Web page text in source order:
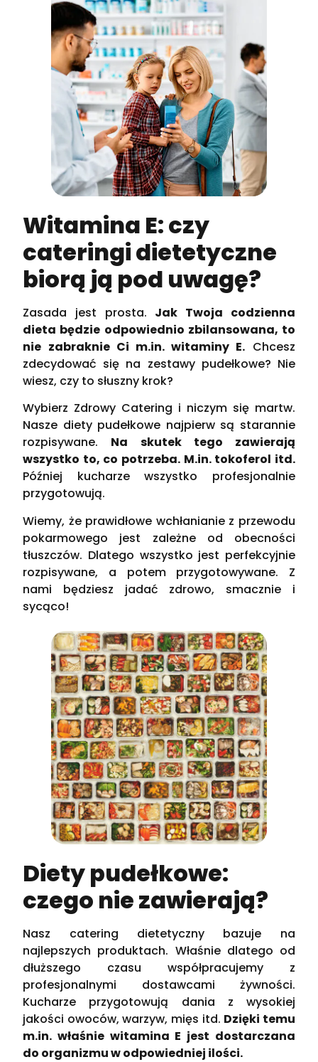
Witamina E: czy
cateringi dietetyczne
biorą ją pod uwagę?
Zasada jest prosta. Jak Twoja codzienna
dieta będzie odpowiednio zbilansowana, to
nie zabraknie Ci m.in. witaminy E. Chcesz
zdecydować się na zestawy pudełkowe? Nie
wiesz, czy to słuszny krok?
Wybierz Zdrowy Catering i niczym się martw.
Nasze diety pudełkowe najpierw są starannie
rozpisywane. Na skutek tego zawierają
wszystko to, co potrzeba. M.in. tokoferol itd.
Później kucharze wszystko profesjonalnie
przygotowują.
Wiemy, że prawidłowe wchłanianie z przewodu
pokarmowego jest zależne od obecności
tłuszczów. Dlatego wszystko jest perfekcyjnie
rozpisywane, a potem przygotowywane. Z
nami będziesz jadać zdrowo, smacznie i
sycąco!
Diety pudełkowe:
czego nie zawierają?
Nasz catering dietetyczny bazuje na
najlepszych produktach. Właśnie dlatego od
dłuższego czasu współpracujemy z
profesjonalnymi dostawcami żywności.
Kucharze przygotowują dania z wysokiej
jakości owoców, warzyw, mięs itd. Dzięki temu
m.in. właśnie witamina E jest dostarczana
do organizmu w odpowiedniej ilości.